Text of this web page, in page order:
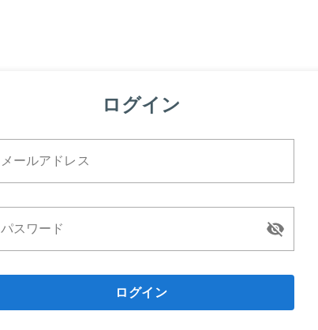
ログイン
メールアドレス
パスワード
ログイン